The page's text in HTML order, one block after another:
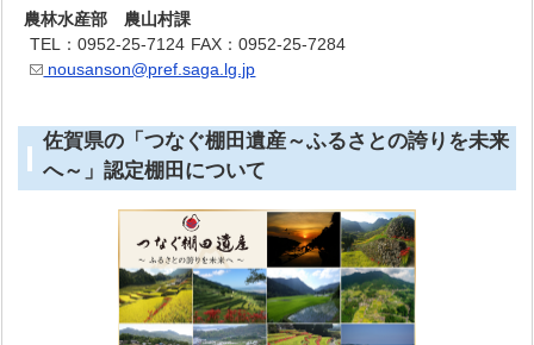
農林水産部 農山村課
TEL：0952-25-7124 FAX：0952-25-7284
nousanson@pref.saga.lg.jp
佐賀県の「つなぐ棚田遺産～ふるさとの誇りを未来
へ～」認定棚田について